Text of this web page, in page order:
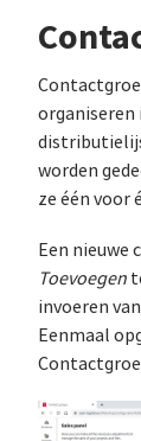
organiseren
worden
ze één voor
Een nieuwe
Toevoegen
invoeren
Eenmaal